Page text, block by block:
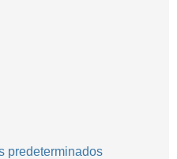
predeterminados